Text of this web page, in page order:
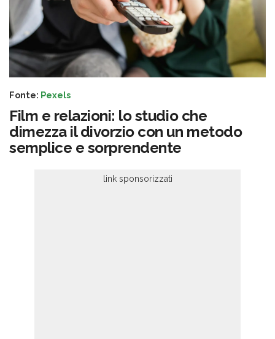
Fonte: Pexels
Film e relazioni: lo studio che
dimezza il divorzio con un metodo
semplice e sorprendente